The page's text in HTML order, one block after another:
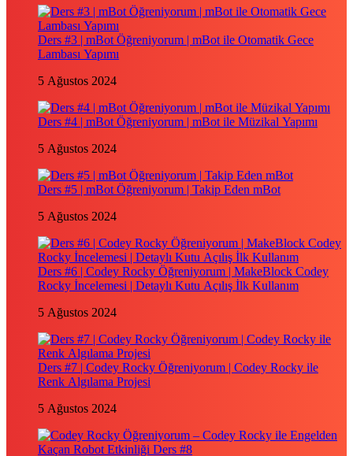
Ders #3 | mBot Öğreniyorum | mBot ile Otomatik Gece
Lambası Yapımı
5 Ağustos 2024
Ders #4 | mBot Öğreniyorum | mBot ile Müzikal Yapımı
5 Ağustos 2024
Ders #5 | mBot Öğreniyorum | Takip Eden mBot
5 Ağustos 2024
Ders #6 | Codey Rocky Öğreniyorum | MakeBlock Codey
Rocky İncelemesi | Detaylı Kutu Açılış İlk Kullanım
5 Ağustos 2024
Ders #7 | Codey Rocky Öğreniyorum | Codey Rocky ile
Renk Algılama Projesi
5 Ağustos 2024